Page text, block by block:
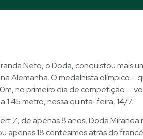
Neto, o Doda, conquistou mais
Alemanha. O medalhista olímpico –
no primeiro dia de competição –
1.45 metro, nessa quinta-feira, 14/7.
Z, de apenas 8 anos, Doda
apenas 18 centésimos atrás do